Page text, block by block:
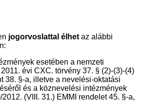
jogorvoslattal élhet az alábbi
esetében a nemzeti
évi CXC. törvény 37. § (2)-(3)-(4)
38. §-a, illetve a nevelési-oktatási
és a köznevelési intézmények
(VIII. 31.) EMMI rendelet 45. §-a,